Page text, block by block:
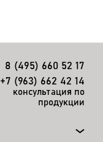
8 (495) 660 52 17
+7 (963) 662 42 14
консультация по
продукции